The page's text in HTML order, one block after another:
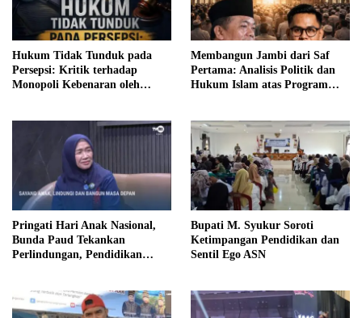
Hukum Tidak Tunduk pada
Persepsi: Kritik terhadap
Monopoli Kebenaran oleh
Membangun Jambi dari Saf
Pertama: Analisis Politik dan
Hukum Islam atas Program
Pringati Hari Anak Nasional,
Bunda Paud Tekankan
Perlindungan, Pendidikan
Bupati M. Syukur Soroti
Ketimpangan Pendidikan dan
Sentil Ego ASN